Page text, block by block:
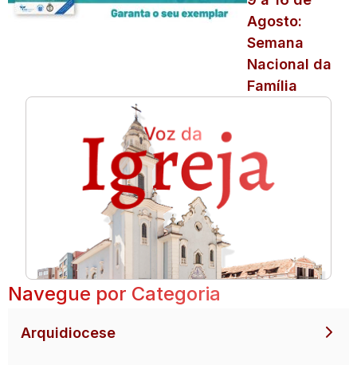
Agosto:
Semana
Nacional da
Família
Navegue por Categoria
Arquidiocese